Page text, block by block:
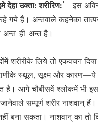
देहा उक्ता: शरीरिण:’—इस
गये हैं। अन्तवाले कहनेका
ही-अन्त है।
शरीरीके लिये तो एकवचन
स्थूल, सूक्ष्म और कारण—ये
है। आगे चौबीसवें श्लोकमें भी
सम्पूर्ण शरीर नाशवान्
बना सकता। नाशवान् का तो